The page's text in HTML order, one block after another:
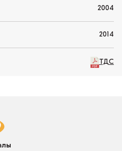
2004
2014
ТДС